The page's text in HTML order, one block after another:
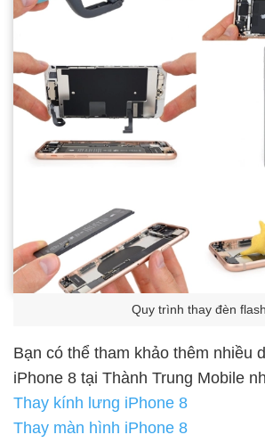
Quy trình thay đèn flash
Bạn có thể tham khảo thêm nhiều
iPhone 8 tại Thành Trung Mobile
Thay kính lưng iPhone 8
Thay màn hình iPhone 8